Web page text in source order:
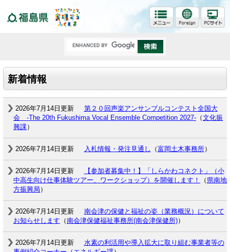
新着情報
2026年7月14日更新
第２０回声楽アンサンブルコンテスト全国大
会 -The 20th Fukushima Vocal Ensemble Competition 2027- （文化振
興課）
2026年7月14日更新 入札情報・発注見通し （富岡土木事務所）
2026年7月14日更新
【参加者募集中！】「しらかわコネクト」（小
中高生向け仕事体験ツアー、ワークショップ）を開催します！
（ 県南地
方振興局 ）
2026年7月14日更新
南会津の保健と福祉の姿（業務概況）について
お知らせします （南会津保健福祉事務所(南会津保健所)）
2026年7月14日更新
水素の利活用や導入拡大に取り組む事業者等の